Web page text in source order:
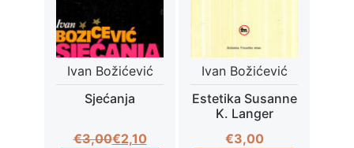
Ivan Božićević
Sjećanja
€3,00Izvorna
€2,10
Trenutna
Ivan Božićević
Estetika Susanne
K. Langer
€3,00